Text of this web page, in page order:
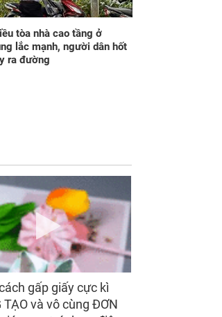
hết mực nhưng sự
khóc nghẹn
Mẹ chồng cho 20 cây
vàng nhưng khi làm lễ
xong lại kéo con dâu
vào phòng đòi lại với
lý do bất ngờ
tòa nhà cao tầng ở
lắc mạnh, người dân hốt
ra đường
gấp giấy cực kì
TẠO và vô cùng ĐƠN